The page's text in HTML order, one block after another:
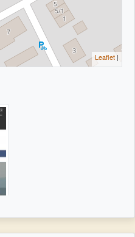
Leaflet |